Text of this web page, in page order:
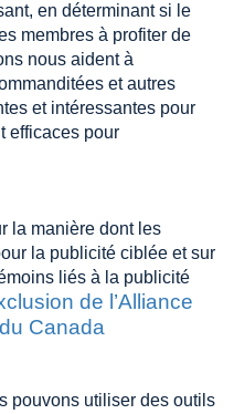
en déterminant si le
membres à profiter de
nous aident à
et autres
et intéressantes pour
efficaces pour
la manière dont les
la publicité ciblée et sur
liés à la publicité
de l’Alliance
Canada
pouvons utiliser des outils